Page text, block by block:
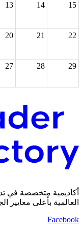
13 14 15
20 21 22
27 28 29
أكاديمية متخصصة في
العالمية بأعلى معايير
Facebook